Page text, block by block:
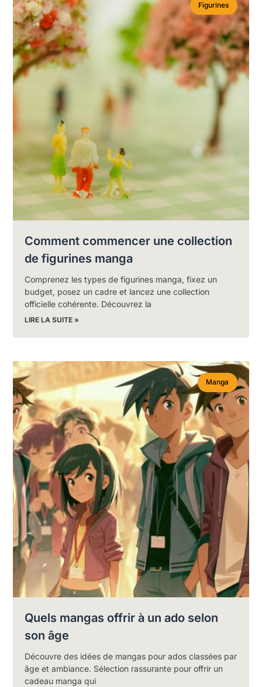
Figurines
Comment commencer une collection
de figurines manga
Comprenez les types de figurines manga, fixez un
budget, posez un cadre et lancez une collection
officielle cohérente. Découvrez la
LIRE LA SUITE »
Manga
Quels mangas offrir à un ado selon
son âge
Découvre des idées de mangas pour ados classées par
âge et ambiance. Sélection rassurante pour offrir un
cadeau manga qui